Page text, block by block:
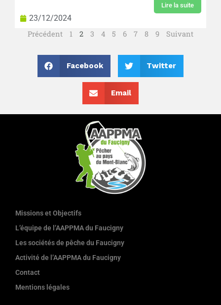
Lire la suite
23/12/2024
Précédent
1 2 3 4 5 6 7 8 9 Suivant
Facebook Twitter
Email
Missions et Objectifs
L’équipe de l’AAPPMA du Faucigny
Les sociétés de pêche du Faucigny
Activité de l’AAPPMA du Faucigny
Contact
Mentions légales